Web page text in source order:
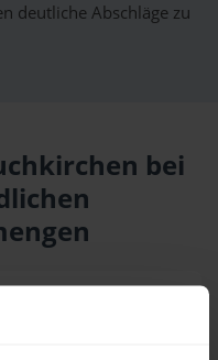
deutliche Abschläge zu
bei